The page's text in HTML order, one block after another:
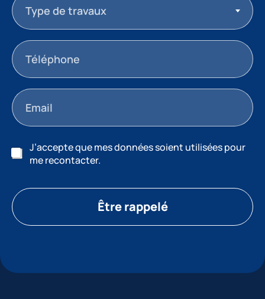
Type de travaux
J’accepte que mes données soient utilisées pour
me recontacter.
Être rappelé